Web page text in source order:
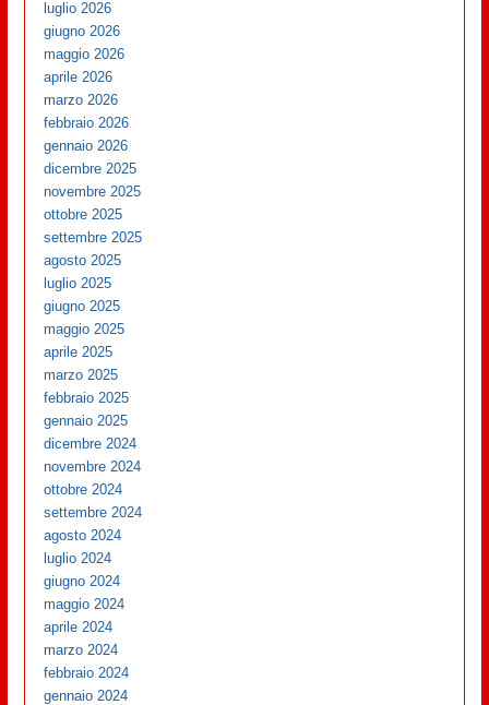
luglio 2026
giugno 2026
maggio 2026
aprile 2026
marzo 2026
febbraio 2026
gennaio 2026
dicembre 2025
novembre 2025
ottobre 2025
settembre 2025
agosto 2025
luglio 2025
giugno 2025
maggio 2025
aprile 2025
marzo 2025
febbraio 2025
gennaio 2025
dicembre 2024
novembre 2024
ottobre 2024
settembre 2024
agosto 2024
luglio 2024
giugno 2024
maggio 2024
aprile 2024
marzo 2024
febbraio 2024
gennaio 2024